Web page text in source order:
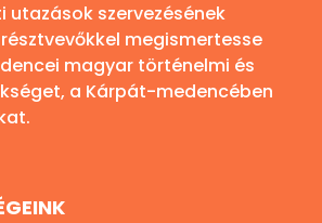
utazások szervezésének
megismertesse
magyar történelmi és
a Kárpát-medencében